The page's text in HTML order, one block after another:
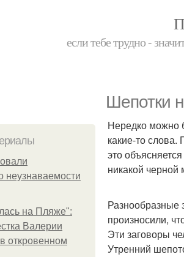
если тебе трудно -
Шепотки
неузнаваемости
на Пляже":
Валерии
откровенном
Нередко можно
какие-то
это
никакой черной
Разнообразные
произносили,
Эти заговоры
Утренний